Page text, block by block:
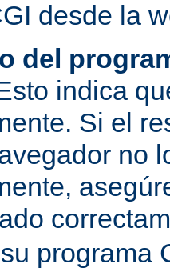
desde la
del
indica
Si el
no
programa